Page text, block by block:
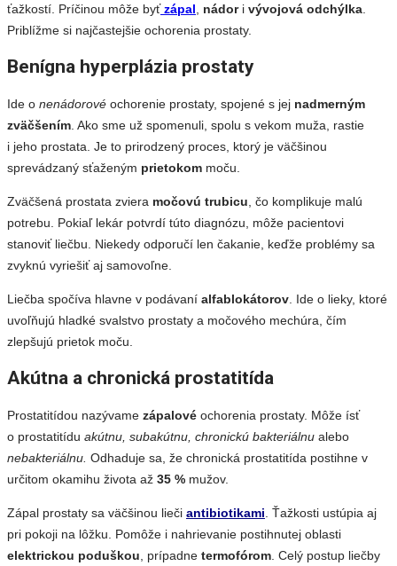
ťažkostí. Príčinou môže byťzápal nádori vývojová odchýlka
Priblížme si najčastejšie ochorenia prostaty.
Benígna hyperplázia prostaty
Ide o nenádorové ochorenie prostaty, spojené s jej nadmerným
zväčšením . Ako sme už spomenuli, spolu s vekom muža, rastie
i jeho prostata. Je to prirodzený proces, ktorý je väčšinou
sprevádzaný sťaženým prietokom moču.
Zväčšená prostata zviera močovú trubicu , čo komplikuje malú
potrebu. Pokiaľ lekár potvrdí túto diagnózu, môže pacientovi
stanoviť liečbu. Niekedy odporučí len čakanie, keďže problémy sa
zvyknú vyriešiť aj samovoľne.
Liečba spočíva hlavne v podávaní alfablokátorov . Ide o lieky, ktoré
uvoľňujú hladké svalstvo prostaty a močového mechúra, čím
zlepšujú prietok moču.
Akútna a chronická prostatitída
Prostatitídou nazývame zápalové ochorenia prostaty. Môže ísť
o prostatitídu akútnu, subakútnu, chronickú bakteriálnu alebo
nebakteriálnu. Odhaduje sa, že chronická prostatitída postihne v
určitom okamihu života až 35 % mužov.
Zápal prostaty sa väčšinou lieči antibiotikami . Ťažkosti ustúpia aj
pri pokoji na lôžku. Pomôže i nahrievanie postihnutej oblasti
elektrickou poduškou , prípadne termofórom . Celý postup liečby